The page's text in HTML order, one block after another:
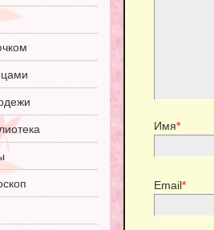
Имя*
Email*